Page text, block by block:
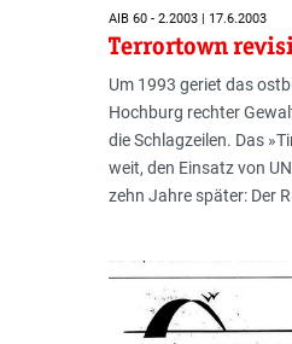
AIB 60 - 2.2003 | 17.6.2003
Terrortown
Um 1993 geriet das
Hochburg rechter
die Schlagzeilen. Das
weit, den Einsatz von
zehn Jahre später: Der